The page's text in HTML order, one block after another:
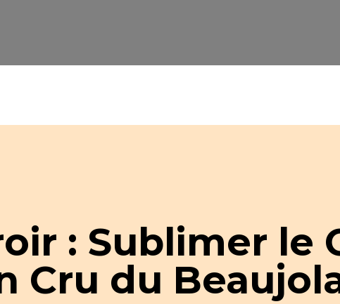
: Sublimer le
Cru du